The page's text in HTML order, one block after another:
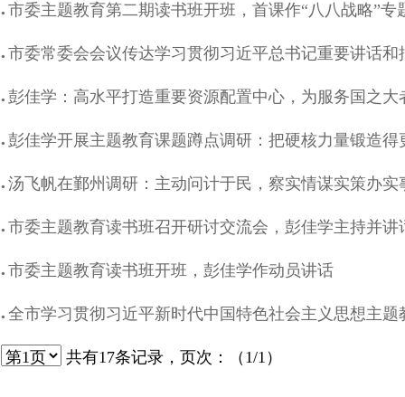
● 市委主题教育第二期读书班开班，首课作“八八战略”专
● 市委常委会会议传达学习贯彻习近平总书记重要讲话和
● 彭佳学：高水平打造重要资源配置中心，为服务国之大
● 彭佳学开展主题教育课题蹲点调研：把硬核力量锻造得
● 汤飞帆在鄞州调研：主动问计于民，察实情谋实策办实
● 市委主题教育读书班召开研讨交流会，彭佳学主持并讲
● 市委主题教育读书班开班，彭佳学作动员讲话
● 全市学习贯彻习近平新时代中国特色社会主义思想主题
共有17条记录，页次：（1/1）